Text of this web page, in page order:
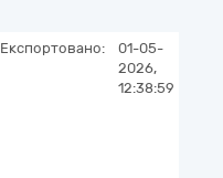
Експортовано:
01-05-
2026,
12:38:59